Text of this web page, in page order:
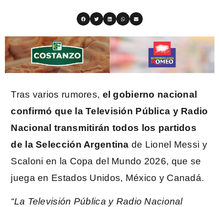
Tras varios rumores, el gobierno nacional
confirmó que la Televisión Pública y Radio
Nacional transmitirán todos los partidos
de la Selección Argentina de Lionel Messi y
Scaloni en la Copa del Mundo 2026, que se
juega en Estados Unidos, México y Canadá.
“La Televisión Pública y Radio Nacional